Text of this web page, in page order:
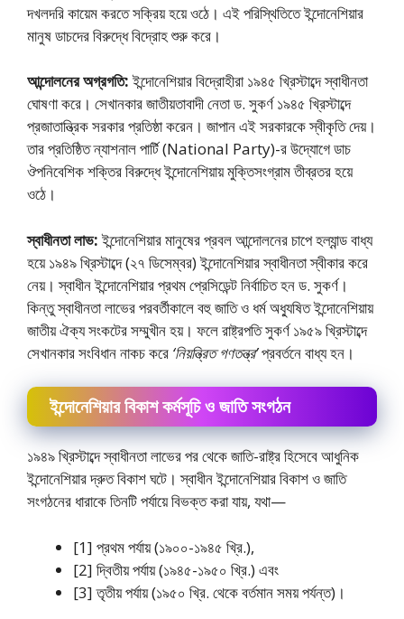
দখলদরি কায়েম করতে সক্রিয় হয়ে ওঠে। এই পরিস্থিতিতে ইন্দোনেশিয়ার
মানুষ ডাচদের বিরুদ্ধে বিদ্রোহ শুরু করে।
আন্দোলনের অগ্রগতি:ইন্দোনেশিয়ার বিদ্রোহীরা ১৯৪৫ খ্রিস্টাব্দে স্বাধীনতা
ঘােষণা করে। সেখানকার জাতীয়তাবাদী নেতা ড. সুকর্ণ ১৯৪৫ খ্রিস্টাব্দে
প্রজাতান্ত্রিক সরকার প্রতিষ্ঠা করেন। জাপান এই সরকারকে স্বীকৃতি দেয়।
তার প্রতিষ্ঠিত ন্যাশনাল পার্টি (National Party)-র উদ্যোগে ডাচ
ঔপনিবেশিক শক্তির বিরুদ্ধে ইন্দোনেশিয়ায় মুক্তিসংগ্রাম তীব্রতর হয়ে
ওঠে।
স্বাধীনতা লাভ:ইন্দোনেশিয়ার মানুষের প্রবল আন্দোলনের চাপে হল্যান্ড বাধ্য
হয়ে ১৯৪৯ খ্রিস্টাব্দে (২৭ ডিসেম্বর) ইন্দোনেশিয়ার স্বাধীনতা স্বীকার করে
নেয়। স্বাধীন ইন্দোনেশিয়ার প্রথম প্রেসিডেন্ট নির্বাচিত হন ড. সুকর্ণ।
কিন্তু স্বাধীনতা লাভের পরবর্তীকালে বহু জাতি ও ধর্ম অধ্যুষিত ইন্দোনেশিয়ায়
জাতীয় ঐক্য সংকটের সম্মুখীন হয়। ফলে রাষ্ট্রপতি সুকর্ণ ১৯৫৯ খ্রিস্টাব্দে
সেখানকার সংবিধান নাকচ করে ‘নিয়ন্ত্রিত গণতন্ত্র’প্রবর্তনে বাধ্য হন।
ইন্দোনেশিয়ার বিকাশ কর্মসূচি ও জাতি সংগঠন
১৯৪৯ খ্রিস্টাব্দে স্বাধীনতা লাভের পর থেকে জাতি-রাষ্ট্র হিসেবে আধুনিক
ইন্দোনেশিয়ার দ্রুত বিকাশ ঘটে। স্বাধীন ইন্দোনেশিয়ার বিকাশ ও জাতি
সংগঠনের ধারাকে তিনটি পর্যায়ে বিভক্ত করা যায়, যথা—
[1] প্রথম পর্যায় (১৯০০-১৯৪৫ খ্রি.),
[2] দ্বিতীয় পর্যায় (১৯৪৫-১৯৫০ খ্রি.) এবং
[3] তৃতীয় পর্যায় (১৯৫০ খ্রি. থেকে বর্তমান সময় পর্যন্ত)।